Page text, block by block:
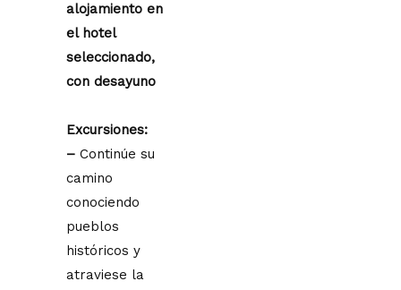
alojamiento en
el hotel
seleccionado,
con desayuno
Excursiones:
– Continúe su
camino
conociendo
pueblos
históricos y
atraviese la